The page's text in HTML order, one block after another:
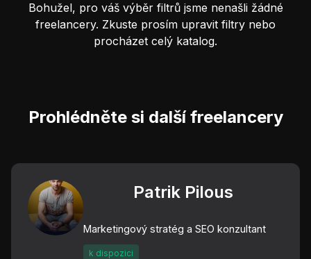
Bohužel, pro váš výběr filtrů jsme nenašli žádné
freelancery. Zkuste prosím upravit filtry nebo
procházet celý katalog.
Prohlédněte si další freelancery
Patrik Pilous
Marketingový stratég a SEO konzultant
k dispozici